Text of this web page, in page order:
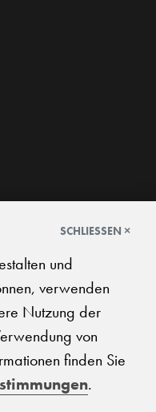
SCHLIESSEN ×
und
verwenden
Nutzung der
von
finden Sie
.